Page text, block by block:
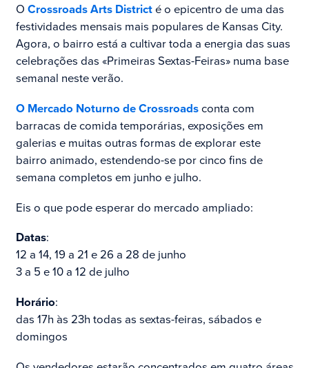
O Crossroads Arts Districté o epicentro de uma das
festividades mensais mais populares de Kansas City.
Agora, o bairro está a cultivar toda a energia das suas
celebrações das «Primeiras Sextas-Feiras» numa base
semanal neste verão.
O Mercado Noturno de Crossroadsconta com
barracas de comida temporárias, exposições em
galerias e muitas outras formas de explorar este
bairro animado, estendendo-se por cinco fins de
semana completos em junho e julho.
Eis o que pode esperar do mercado ampliado:
Datas:
12 a 14, 19 a 21 e 26 a 28 de junho
3 a 5 e 10 a 12 de julho
Horário:
das 17h às 23h todas as sextas-feiras, sábados e
domingos